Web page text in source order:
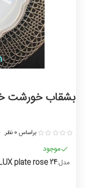
بشقاب خورشت
موجود
مدل:plate rose 24
براساس 0 نظر.